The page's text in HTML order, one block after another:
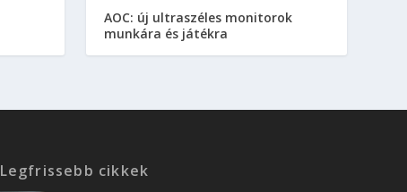
AOC: új ultraszéles monitorok
munkára és játékra
Legfrissebb cikkek